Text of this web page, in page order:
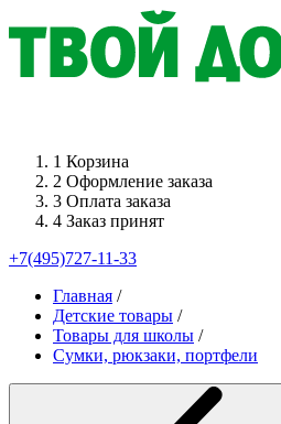
1 Корзина
2 Оформление заказа
3 Оплата заказа
4 Заказ принят
+7(495)727-11-33
Главная /
Детские товары /
Товары для школы /
Сумки, рюкзаки, портфели